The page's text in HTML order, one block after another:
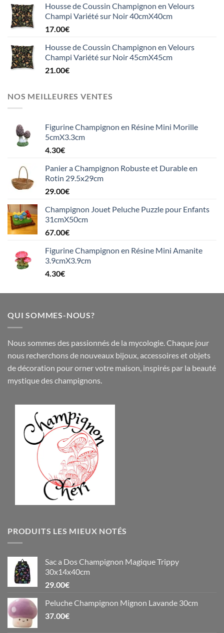
Housse de Coussin Champignon en Velours
Champi Variété sur Noir 40cmX40cm
17.00€
Housse de Coussin Champignon en Velours
Champi Variété sur Noir 45cmX45cm
21.00€
NOS MEILLEURES VENTES
Figurine Champignon en Résine Mini Morille
5cmX3.3cm
4.30€
Panier a Champignon Robuste et Durable en
Rotin 29.5x29cm
29.00€
Champignon Jouet Peluche Puzzle pour Enfants
31cmX50cm
67.00€
Figurine Champignon en Résine Mini Amanite
3.9cmX3.9cm
4.30€
QUI SOMMES-NOUS?
Nous sommes des passionnés de la mycologie. Chaque jour
nous recherchons de nouveaux bijoux accessoireset objets
dedécoration pour orner votre maison, inspirés par la beauté
mystique des champignons.
PRODUITS LES MIEUX NOTÉS
Sac a Dos Champignon Magique Trippy
30x14x40cm
29.00€
Peluche Champignon Mignon Lavande 30cm
37.00€